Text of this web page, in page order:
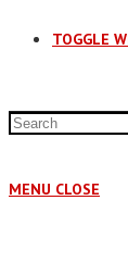
TOGGLE
MENU CLOSE